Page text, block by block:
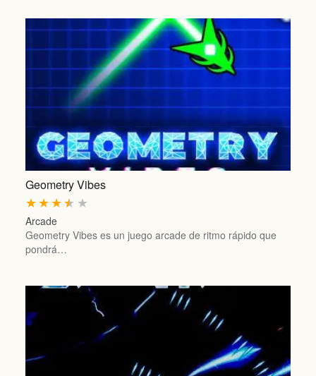
Geometry Vibes
★
★
★
★
★
Arcade
Geometry Vibes es un juego arcade de ritmo rápido que
pondrá…